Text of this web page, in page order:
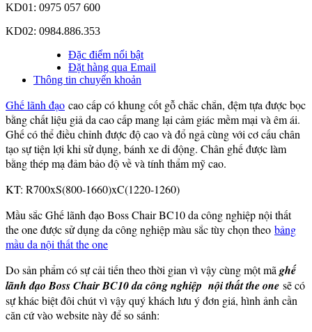
KD01: 0975 057 600
KD02: 0984.886.353
Đặc điểm nổi bật
Đặt hàng qua Email
Thông tin chuyển khoản
Ghế lãnh đạo cao cấp có khung cốt gỗ chắc chắn, đệm tựa được bọc
bằng chất liệu giả da cao cấp mang lại cảm giác mềm mại và êm ái.
Ghế có thể điều chỉnh được độ cao và đổ ngả cùng với cơ cấu chân
tạo sự tiện lợi khi sử dụng, bánh xe di động. Chân ghế được làm
bằng thép mạ đảm bảo độ về và tính thẩm mỹ cao.
KT: R700xS(800-1660)xC(1220-1260)
Mầu sắc Ghế lãnh đạo Boss Chair BC10 da công nghiệp nội thất
the one được sử dụng da công nghiệp màu sắc tùy chọn theo bảng
mầu da nội thất the one
Do sản phẩm có sự cải tiến theo thời gian vì vậy cùngmột mã ghế
lãnh đạo Boss Chair BC10 da công nghiệp nội thất the one sẽ có
sự khác biệt đôi chút vì vậy quý khách lưu ý đơn giá, hình ảnh cần
căn cứ vào website này để so sánh: